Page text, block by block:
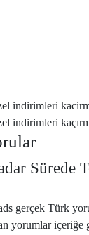
indirimleri
indirimleri
Sürede
gerçek Türk
yorumlar içeriğe